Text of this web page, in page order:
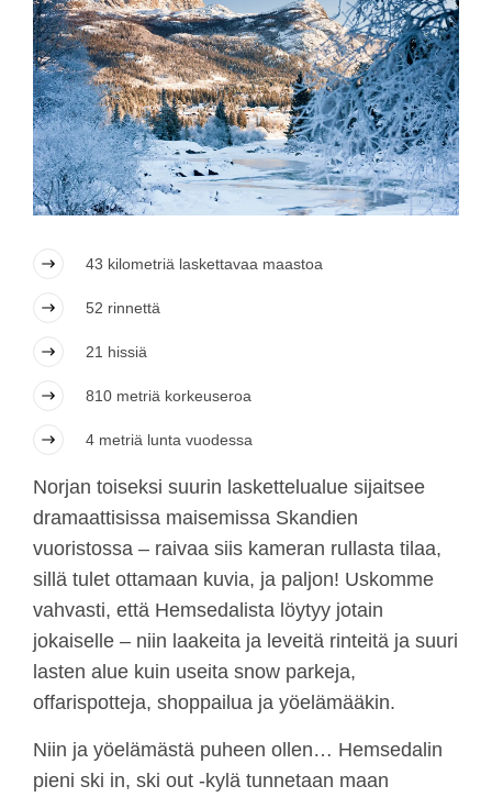
43 kilometriä laskettavaa maastoa
52 rinnettä
21 hissiä
810 metriä korkeuseroa
4 metriä lunta vuodessa
Norjan toiseksi suurin laskettelualue sijaitsee
dramaattisissa maisemissa Skandien
vuoristossa – raivaa siis kameran rullasta tilaa,
sillä tulet ottamaan kuvia, ja paljon! Uskomme
vahvasti, että Hemsedalista löytyy jotain
jokaiselle – niin laakeita ja leveitä rinteitä ja suuri
lasten alue kuin useita snow parkeja,
offarispotteja, shoppailua ja yöelämääkin.
Niin ja yöelämästä puheen ollen… Hemsedalin
pieni ski in, ski out -kylä tunnetaan maan